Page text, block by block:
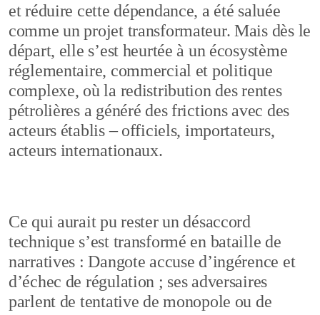
et réduire cette dépendance, a été saluée
comme un projet transformateur. Mais dès le
départ, elle s’est heurtée à un écosystème
réglementaire, commercial et politique
complexe, où la redistribution des rentes
pétrolières a généré des frictions avec des
acteurs établis – officiels, importateurs,
acteurs internationaux.
Ce qui aurait pu rester un désaccord
technique s’est transformé en bataille de
narratives : Dangote accuse d’ingérence et
d’échec de régulation ; ses adversaires
parlent de tentative de monopole ou de